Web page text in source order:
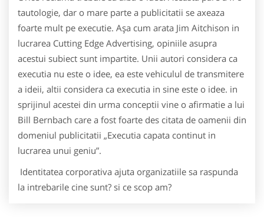
tautologie, dar o mare parte a publicitatii se axeaza
foarte mult pe executie. Aşa cum arata Jim Aitchison in
lucrarea Cutting Edge Advertising, opiniile asupra
acestui subiect sunt impartite. Unii autori considera ca
executia nu este o idee, ea este vehiculul de transmitere
a ideii, altii considera ca executia in sine este o idee. in
sprijinul acestei din urma conceptii vine o afirmatie a lui
Bill Bernbach care a fost foarte des citata de oamenii din
domeniul publicitatii „Executia capata continut in
lucrarea unui geniu”.
Identitatea corporativa ajuta organizatiile sa raspunda
la intrebarile cine sunt? si ce scop am?